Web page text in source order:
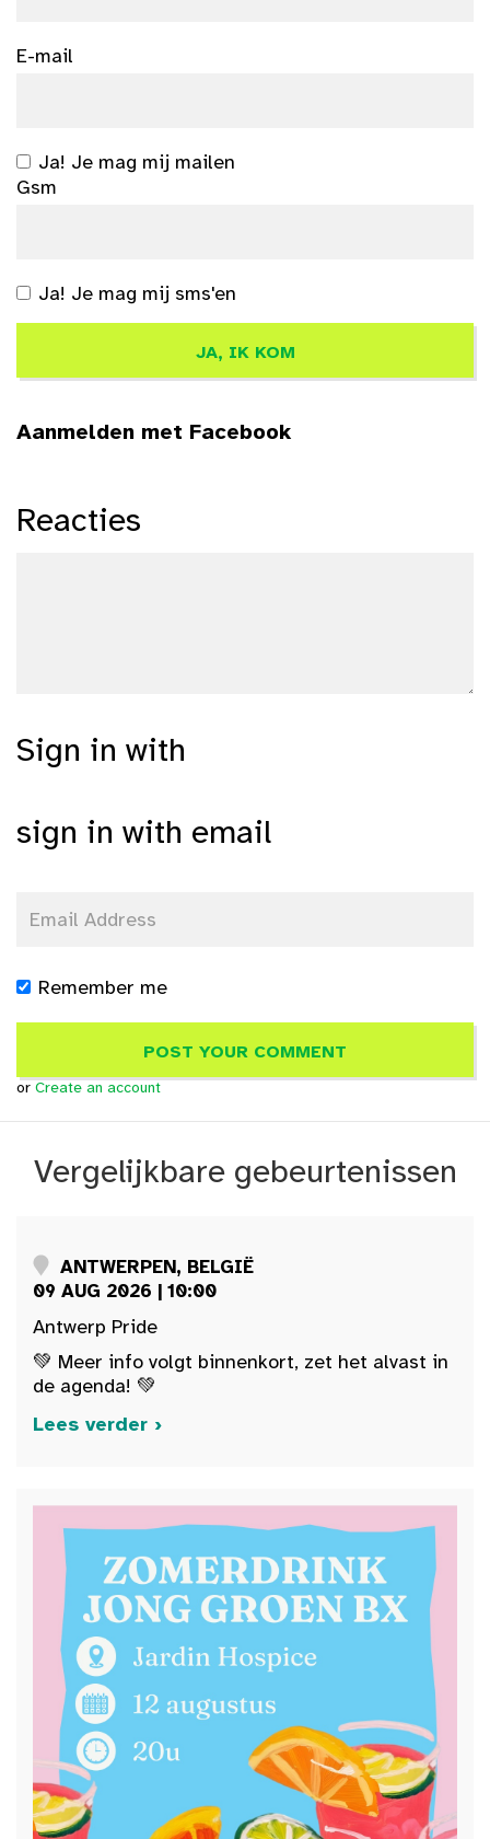
E-mail
Ja! Je mag mij mailen
Gsm
Ja! Je mag mij sms'en
Aanmelden met Facebook
Reacties
Sign in with
sign in with email
Remember me
or Create an account
Vergelijkbare gebeurtenissen
ANTWERPEN, BELGIË
09 AUG 2026 | 10:00
Antwerp Pride
💚 Meer info volgt binnenkort, zet het alvast in
de agenda! 💚
Lees verder ›